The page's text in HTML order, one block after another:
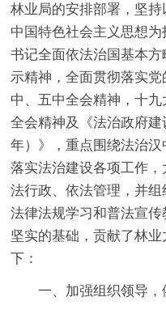
林业局的安排部署，坚
中国特色社会主义思想
书记全面依法治国基本
示精神，全面贯彻落实
中、五中全会精神，十
全会精神及《法治政府
年）》，重点围绕法治汉
落实法治建设各项工作
法行政、依法管理，并
法律法规学习和普法宣
坚实的基础，贡献了林
下：
一、加强组织领导